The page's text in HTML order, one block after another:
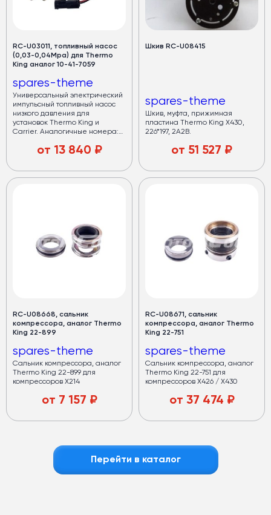
RC-U03011, топливный насос
(0,03-0,04Мра) для Thermo
King аналог 10-41-7059
spares-theme
Универсальный электрический
импульсный топливный насос
низкого давления для
установок Thermo King и
Carrier. Аналогичные номера:
417059, 417-059, US-41-7059,
US417059HP, 41-2638, 412638, 30-
01080-00, 300108000, 30-
300110802, 30-01108-03,
300110803, 30-01108-10,
300110810, 30-01108-11, 300110811,
30-01108-12, 300110812.
от 13 840 ₽
Шкив RC-U08415
spares-theme
Шкив, муфта, прижимная
пластина Thermo King X430,
226*197, 2A2B.
от 51 527 ₽
RC-U08668, сальник
компрессора, аналог Thermo
King 22-899
spares-theme
Сальник компрессора, аналог
Thermo King 22-899 для
компрессоров X214
от 7 157 ₽
RC-U08671, сальник
компрессора, аналог Thermo
King 22-751
spares-theme
Сальник компрессора, аналог
Thermo King 22-751 для
компрессоров X426 / X430
от 37 474 ₽
Перейти в каталог